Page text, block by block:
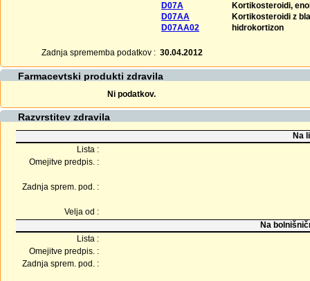
D07A
Kortikosteroidi,
D07AA
Kortikosteroidi z
D07AA02
hidrokortizon
Zadnja sprememba podatkov : 30.04.2012
Farmacevtski produkti zdravila
Ni podatkov.
Razvrstitev zdravila
Na
Lista :
Omejitve predpis. :
Zadnja sprem. pod. :
Velja od :
Na
Lista :
Omejitve predpis. :
Zadnja sprem. pod. :